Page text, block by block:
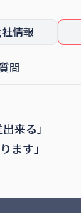
情報
問
来る」
ます」